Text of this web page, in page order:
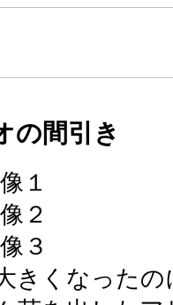
の間引き
きくなった